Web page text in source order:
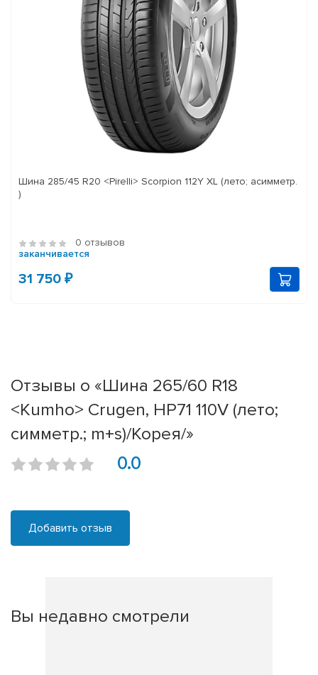
Шина 285/45 R20 <Pirelli> Scorpion 112Y XL (лето; асимметр.
)
0 отзывов
заканчивается
31 750 ₽
Отзывы о «Шина 265/60 R18
<Kumho> Crugen, HP71 110V (лето;
симметр.; m+s)/Корея/»
0.0
Добавить отзыв
Вы недавно смотрели